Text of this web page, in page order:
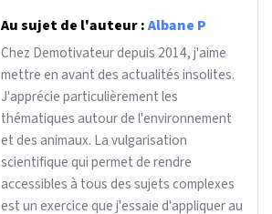
Au sujet de l'auteur :Albane P
Chez Demotivateur depuis 2014, j'aime
mettre en avant des actualités insolites.
J'apprécie particulièrement les
thématiques autour de l'environnement
et des animaux. La vulgarisation
scientifique qui permet de rendre
accessibles à tous des sujets complexes
est un exercice que j'essaie d'appliquer au